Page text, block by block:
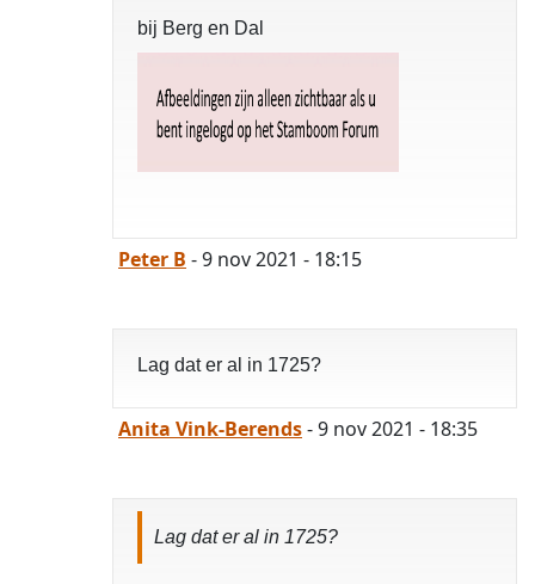
bij Berg en Dal
Peter B - 9 nov 2021 - 18:15
Lag dat er al in 1725?
Anita Vink-Berends- 9 nov 2021 - 18:35
Lag dat er al in 1725?